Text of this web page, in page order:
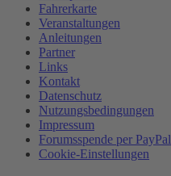
Fahrerkarte
Veranstaltungen
Anleitungen
Partner
Links
Kontakt
Datenschutz
Nutzungsbedingungen
Impressum
Forumsspende per PayPal
Cookie-Einstellungen